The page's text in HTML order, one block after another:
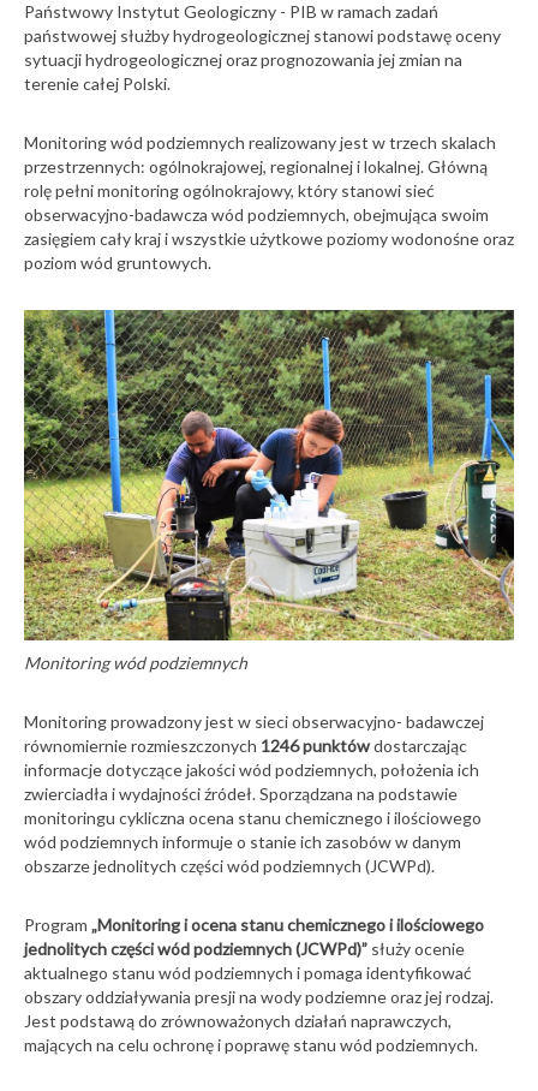
Państwowy Instytut Geologiczny - PIB w ramach zadań
państwowej służby hydrogeologicznej stanowi podstawę oceny
sytuacji hydrogeologicznej oraz prognozowania jej zmian na
terenie całej Polski.
Monitoring wód podziemnych realizowany jest w trzech skalach
przestrzennych: ogólnokrajowej, regionalnej i lokalnej. Główną
rolę pełni monitoring ogólnokrajowy, który stanowi sieć
obserwacyjno-badawcza wód podziemnych, obejmująca swoim
zasięgiem cały kraj i wszystkie użytkowe poziomy wodonośne oraz
poziom wód gruntowych.
Monitoring wód podziemnych
Monitoring prowadzony jest w sieci obserwacyjno- badawczej
równomiernie rozmieszczonych 1246 punktówdostarczając
informacje dotyczące jakości wód podziemnych, położenia ich
zwierciadła i wydajności źródeł. Sporządzana na podstawie
monitoringu cykliczna ocena stanu chemicznego i ilościowego
wód podziemnych informuje o stanie ich zasobów w danym
obszarze jednolitych części wód podziemnych (JCWPd).
Program „Monitoring i ocena stanu chemicznego i ilościowego
jednolitych części wód podziemnych (JCWPd)” służy ocenie
aktualnego stanu wód podziemnych i pomaga identyfikować
obszary oddziaływania presji na wody podziemne oraz jej rodzaj.
Jest podstawą do zrównoważonych działań naprawczych,
mających na celu ochronę i poprawę stanu wód podziemnych.